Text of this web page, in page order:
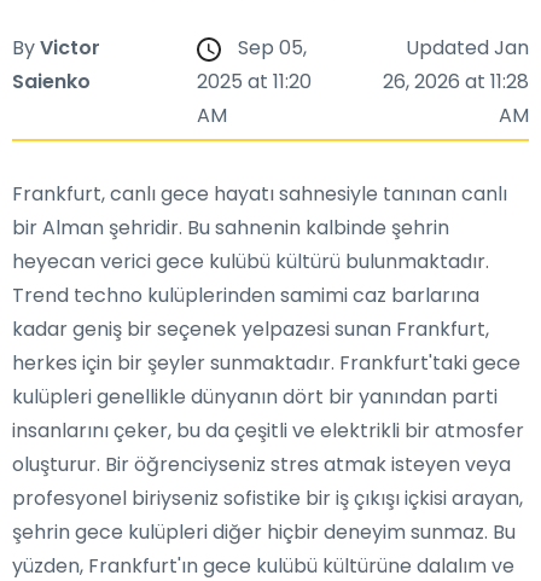
ByVictor
Saienko
Sep 05,
2025 at 11:20
AM
Updated Jan
26, 2026 at 11:28
AM
Frankfurt, canlı gece hayatı sahnesiyle tanınan canlı
bir Alman şehridir. Bu sahnenin kalbinde şehrin
heyecan verici gece kulübü kültürü bulunmaktadır.
Trend techno kulüplerinden samimi caz barlarına
kadar geniş bir seçenek yelpazesi sunan Frankfurt,
herkes için bir şeyler sunmaktadır. Frankfurt'taki gece
kulüpleri genellikle dünyanın dört bir yanından parti
insanlarını çeker, bu da çeşitli ve elektrikli bir atmosfer
oluşturur. Bir öğrenciyseniz stres atmak isteyen veya
profesyonel biriyseniz sofistike bir iş çıkışı içkisi arayan,
şehrin gece kulüpleri diğer hiçbir deneyim sunmaz. Bu
yüzden, Frankfurt'ın gece kulübü kültürüne dalalım ve